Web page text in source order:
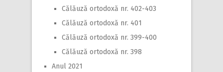
Călăuză ortodoxă nr. 402-403
Călăuză ortodoxă nr. 401
Călăuză ortodoxă nr. 399-400
Călăuză ortodoxă nr. 398
Anul 2021